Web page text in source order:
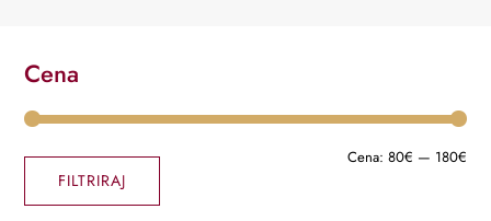
Cena
Min
Max
FILTRIRAJ
Cena: 80€ — 180€